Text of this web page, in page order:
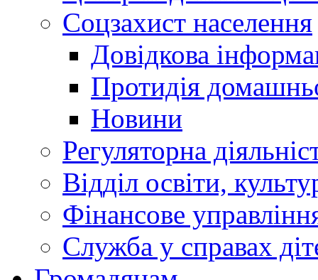
Соцзахист населення
Довідкова
Протидія
Новини
Регуляторна
Відділ освіти,
Фінансове
Служба у справах